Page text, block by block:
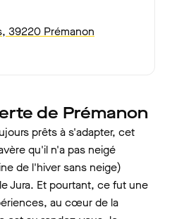
39220 Prémanon
de Prémanon
prêts à s'adapter, cet
qu'il n'a pas neigé
de l'hiver sans neige)
Jura. Et pourtant, ce fut une
au cœur de la